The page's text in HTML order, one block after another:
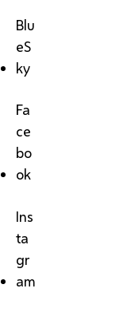
Blu
eS
ky
Fa
ce
bo
ok
Ins
ta
gr
am